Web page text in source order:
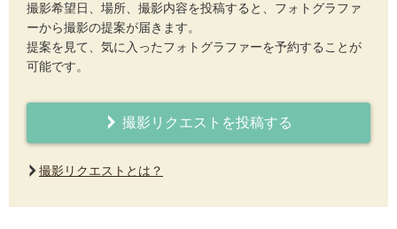
撮影希望日、場所、撮影内容を投稿すると、フォトグラファ
ーから撮影の提案が届きます。
提案を見て、気に入ったフォトグラファーを予約することが
可能です。
撮影リクエストを投稿する
撮影リクエストとは？